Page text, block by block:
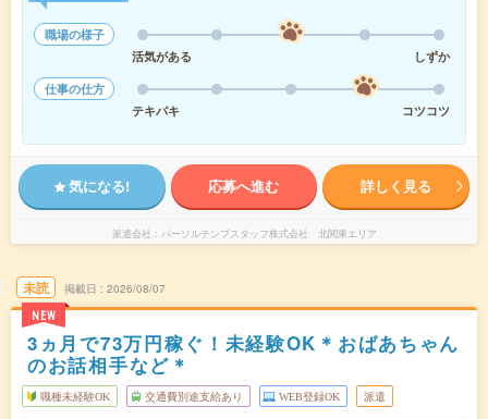
職場の様子
活気がある
しずか
仕事の仕方
テキパキ
コツコツ
気になる! 応募へ進む 詳しく見る
派遣会社 パーソルテンプスタッフ株式会社 北関東エリア
未読
NEW
掲載日 2026/08/07
3ヵ月で73万円稼ぐ！未経験OK＊おばあちゃん
のお話相手など＊
職種未経験OK 交通費別途支給あり WEB登録OK 派遣